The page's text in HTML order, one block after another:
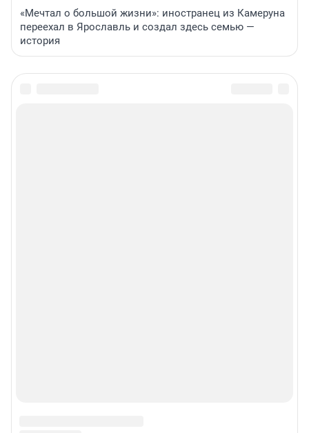
«Мечтал о большой жизни»: иностранец из Камеруна
переехал в Ярославль и создал здесь семью —
история